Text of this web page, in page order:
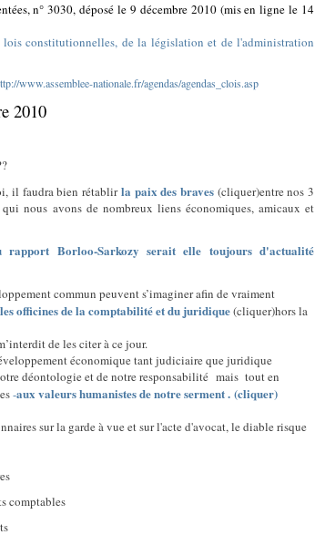
n° 3030, déposé le 9 décembre 2010 (mis en ligne le 14
lois constitutionnelles, de la législation et de l'administration
www.assemblee-nationale.fr/agendas/agendas_clois.asp
2010
il faudra bien rétablirla paix des braves(cliquer)entre nos 3
qui nous avons de nombreux liens économiques, amicaux et
rapport Borloo-Sarkozy serait elle toujours d'actualité
commun peuvent s’imaginer afin de vraiment
les officines de la comptabilité et du juridique(cliquer)hors la
de les citer à ce jour.
économique tant judiciaire que juridique
déontologie et de notre responsabilité mais tout en
-aux valeurs humanistes de notre serment . (cliquer)
sur la garde à vue et sur l'acte d'avocat, le diable risque
comptables